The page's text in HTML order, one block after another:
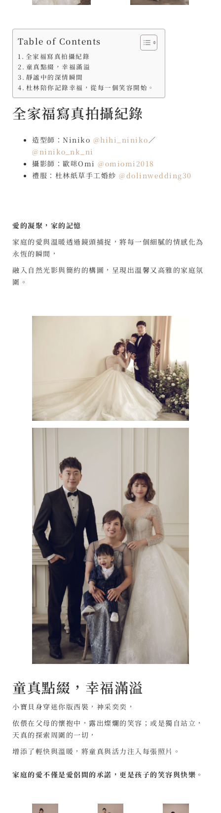
Table of Contents
全家福寫真拍攝紀錄
童真點綴，幸福滿溢
靜謐中的深情瞬間
杜林陪你記錄幸福，從每一個笑容開始。
全家福寫真拍攝紀錄
造型師：Niniko @hihi_niniko／
@niniko_nk_ni
攝影師：歐咪Omi @omiomi2018
禮服：杜林紙草手工婚紗 @dolinwedding30
愛的凝聚，家的記憶
家庭的愛與溫暖透過鏡頭捕捉，將每一個細膩的情感化為
永恆的瞬間，
融入自然光影與簡約的構圖，呈現出溫馨又高雅的家庭氛
圍。
童真點綴，幸福滿溢
小寶貝身穿迷你版西裝，神采奕奕，
依偎在父母的懷抱中，露出燦爛的笑容；或是獨自站立，
天真的探索周圍的一切，
增添了輕快與溫暖，將童真與活力注入每張照片。
家庭的愛不僅是愛侶間的承諾，更是孩子的笑容與快樂。